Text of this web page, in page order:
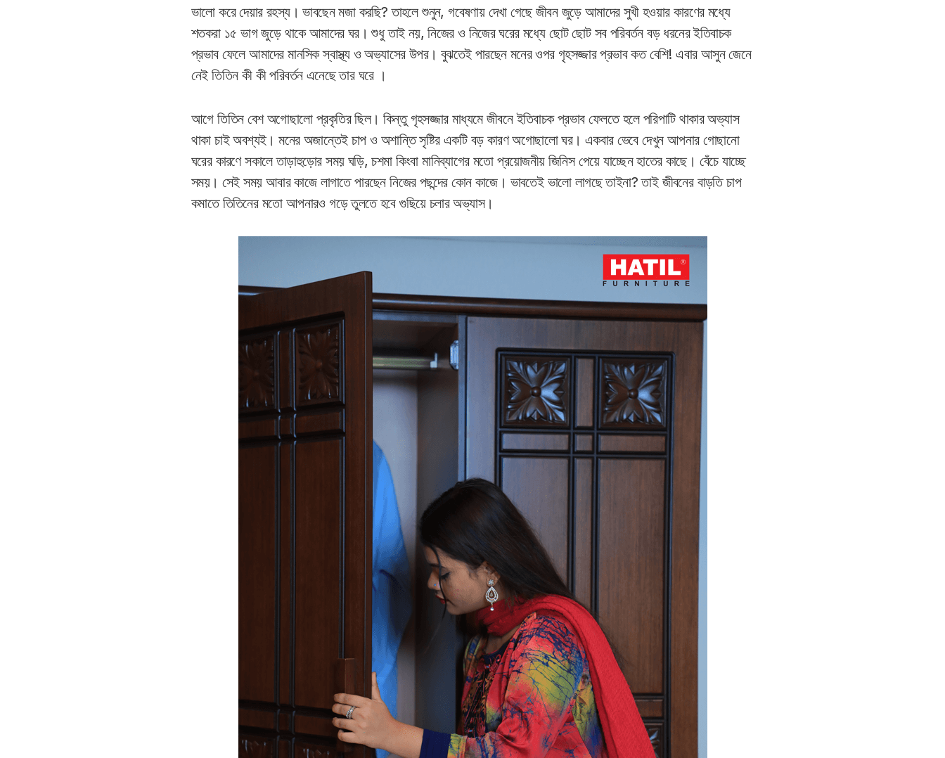
ভালো করে দেয়ার রহস্য। ভাবছেন মজা করছি? তাহলে শুনুন, গবেষণায় দেখা গেছে জীবন জুড়ে আমাদের সুখী হওয়ার কারণের মধ্যে
শতকরা ১৫ ভাগ জুড়ে থাকে আমাদের ঘর। শুধু তাই নয়, নিজের ও নিজের ঘরের মধ্যে ছোট ছোট সব পরিবর্তন বড় ধরনের ইতিবাচক
প্রভাব ফেলে আমাদের মানসিক স্বাস্থ্য ও অভ্যাসের উপর। বুঝতেই পারছেন মনের ওপর গৃহসজ্জার প্রভাব কত বেশি! এবার আসুন জেনে
নেই তিতিন কী কী পরিবর্তন এনেছে তার ঘরে ।
আগে তিতিন বেশ অগোছালো প্রকৃতির ছিল। কিন্তু গৃহসজ্জার মাধ্যমে জীবনে ইতিবাচক প্রভাব ফেলতে হলে পরিপাটি থাকার অভ্যাস
থাকা চাই অবশ্যই। মনের অজান্তেই চাপ ও অশান্তি সৃষ্টির একটি বড় কারণ অগোছালো ঘর। একবার ভেবে দেখুন আপনার গোছানো
ঘরের কারণে সকালে তাড়াহুড়োর সময় ঘড়ি, চশমা কিংবা মানিব্যাগের মতো প্রয়োজনীয় জিনিস পেয়ে যাচ্ছেন হাতের কাছে। বেঁচে যাচ্ছে
সময়। সেই সময় আবার কাজে লাগাতে পারছেন নিজের পছন্দের কোন কাজে। ভাবতেই ভালো লাগছে তাইনা? তাই জীবনের বাড়তি চাপ
কমাতে তিতিনের মতো আপনারও গড়ে তুলতে হবে গুছিয়ে চলার অভ্যাস।